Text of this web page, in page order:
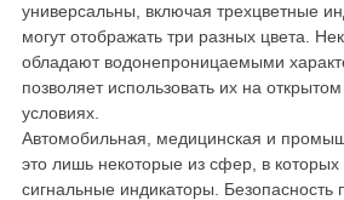
универсальны, включая трехцветные
могут отображать три разных цвета.
обладают водонепроницаемыми
позволяет использовать их на
условиях.
Автомобильная, медицинская и
это лишь некоторые из сфер, в
сигнальные индикаторы. Безопасность